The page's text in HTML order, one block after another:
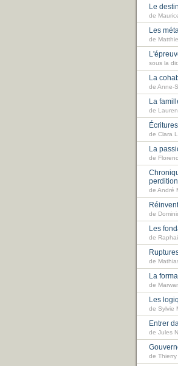
Le
de
Les
de
sous la
La
de Anne-
La
de
de Clara
La
de
perdition
de André
de
Les
de
de
La
de
Les
de Sylvie
Entrer
de Jules
de